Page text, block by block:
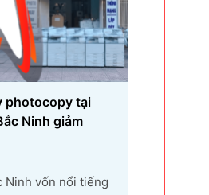
photocopy tại
Ninh giảm
Ninh vốn nổi tiếng